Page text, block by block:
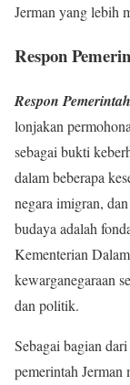
Jerman yang lebih
Respon
Respon
lonjakan
sebagai bukti
dalam beberapa
negara imigran,
budaya adalah
Kementerian
kewarganegaraan
dan politik.
Sebagai bagian
pemerintah Jerman